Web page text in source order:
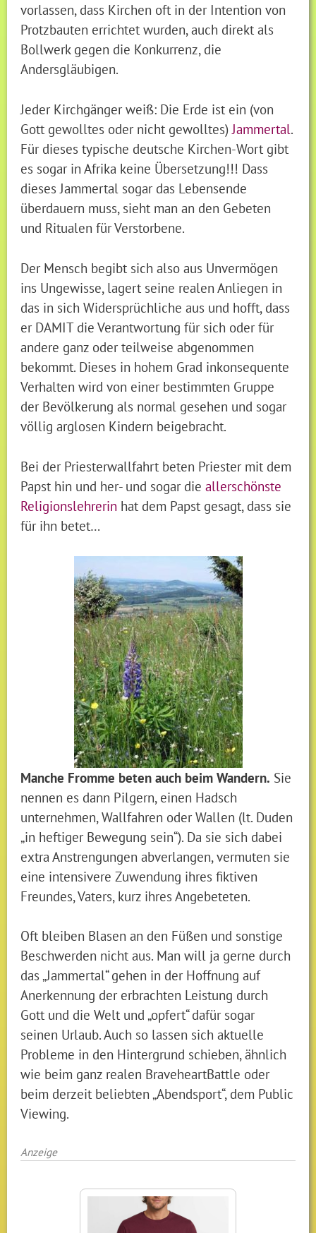
vorlassen, dass Kirchen oft in der Intention von
Protzbauten errichtet wurden, auch direkt als
Bollwerk gegen die Konkurrenz, die
Andersgläubigen.
Jeder Kirchgänger weiß: Die Erde ist ein (von
Gott gewolltes oder nicht gewolltes)Jammertal.
Für dieses typische deutsche Kirchen-Wort gibt
es sogar in Afrika keine Übersetzung!!! Dass
dieses Jammertal sogar das Lebensende
überdauern muss, sieht man an den Gebeten
und Ritualen für Verstorbene.
Der Mensch begibt sich also aus Unvermögen
ins Ungewisse, lagert seine realen Anliegen in
das in sich Widersprüchliche aus und hofft, dass
er DAMIT die Verantwortung für sich oder für
andere ganz oder teilweise abgenommen
bekommt. Dieses in hohem Grad inkonsequente
Verhalten wird von einer bestimmten Gruppe
der Bevölkerung als normal gesehen und sogar
völlig arglosen Kindern beigebracht.
Bei der Priesterwallfahrt beten Priester mit dem
Papst hin und her- und sogar dieallerschönste
Religionslehrerin hat dem Papst gesagt, dass sie
für ihn betet…
Manche Fromme beten auch beim Wandern. Sie
nennen es dann Pilgern, einen Hadsch
unternehmen, Wallfahren oder Wallen (lt. Duden
„in heftiger Bewegung sein“). Da sie sich dabei
extra Anstrengungen abverlangen, vermuten sie
eine intensivere Zuwendung ihres fiktiven
Freundes, Vaters, kurz ihres Angebeteten.
Oft bleiben Blasen an den Füßen und sonstige
Beschwerden nicht aus. Man will ja gerne durch
das „Jammertal“ gehen in der Hoffnung auf
Anerkennung der erbrachten Leistung durch
Gott und die Welt und „opfert“ dafür sogar
seinen Urlaub. Auch so lassen sich aktuelle
Probleme in den Hintergrund schieben, ähnlich
wie beim ganz realen BraveheartBattle oder
beim derzeit beliebten „Abendsport“, dem Public
Viewing.
Anzeige